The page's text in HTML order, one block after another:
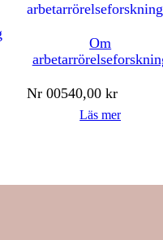
Om
Nr 00540,00 kr
Läs mer